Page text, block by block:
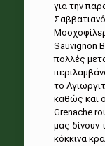
για την
Sauvignon
πολλές
το
καθώς και
Grenache
μας δίνουν
κόκκινα